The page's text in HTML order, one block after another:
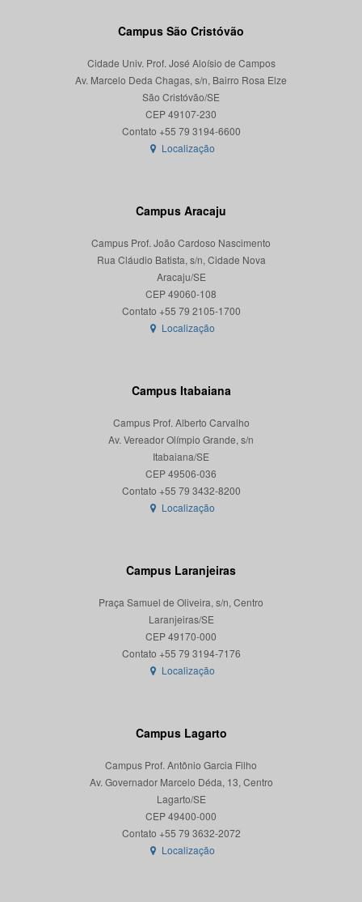
Campus São Cristóvão
Cidade Univ. Prof. José Aloísio de Campos
Av. Marcelo Deda Chagas, s/n, Bairro Rosa Elze
São Cristóvão/SE
CEP 49107-230
Localização
Campus Aracaju
Campus Prof. João Cardoso Nascimento
Rua Cláudio Batista, s/n, Cidade Nova
Aracaju/SE
CEP 49060-108
Localização
Campus Itabaiana
Campus Prof. Alberto Carvalho
Av. Vereador Olímpio Grande, s/n
Itabaiana/SE
CEP 49506-036
Localização
Campus Laranjeiras
Praça Samuel de Oliveira, s/n, Centro
Laranjeiras/SE
CEP 49170-000
Localização
Campus Lagarto
Campus Prof. Antônio Garcia Filho
Av. Governador Marcelo Déda, 13, Centro
Lagarto/SE
CEP 49400-000
Localização